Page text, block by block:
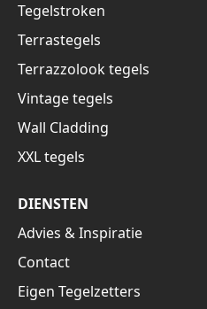
Tegelstroken
Terrastegels
Terrazzolook tegels
Vintage tegels
Wall Cladding
XXL tegels
DIENSTEN
Advies & Inspiratie
Contact
Eigen Tegelzetters